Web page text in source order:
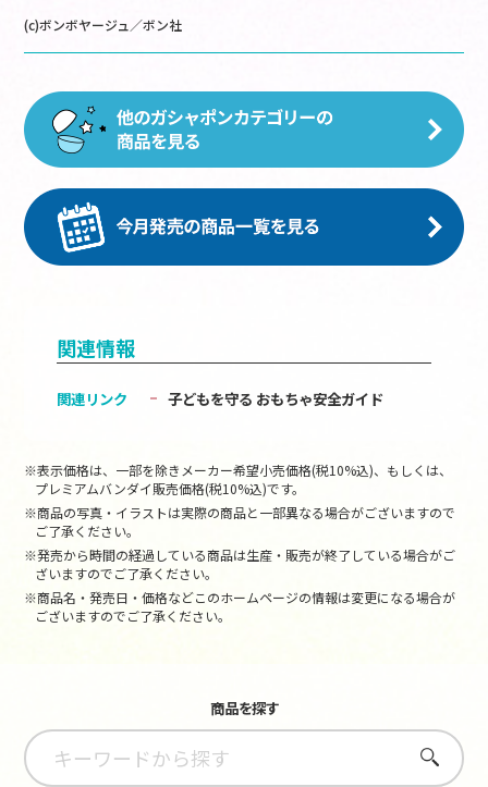
(c)ボンボヤージュ／ボン社
関連情報
関連リンク 子どもを守る おもちゃ安全ガイド
※表示価格は、一部を除きメーカー希望小売価格(税10%込)、もしくは、
プレミアムバンダイ販売価格(税10%込)です。
※商品の写真・イラストは実際の商品と一部異なる場合がございますので
ご了承ください。
※発売から時間の経過している商品は生産・販売が終了している場合がご
ざいますのでご了承ください。
※商品名・発売日・価格などこのホームページの情報は変更になる場合が
ございますのでご了承ください。
商品を探す
さがす